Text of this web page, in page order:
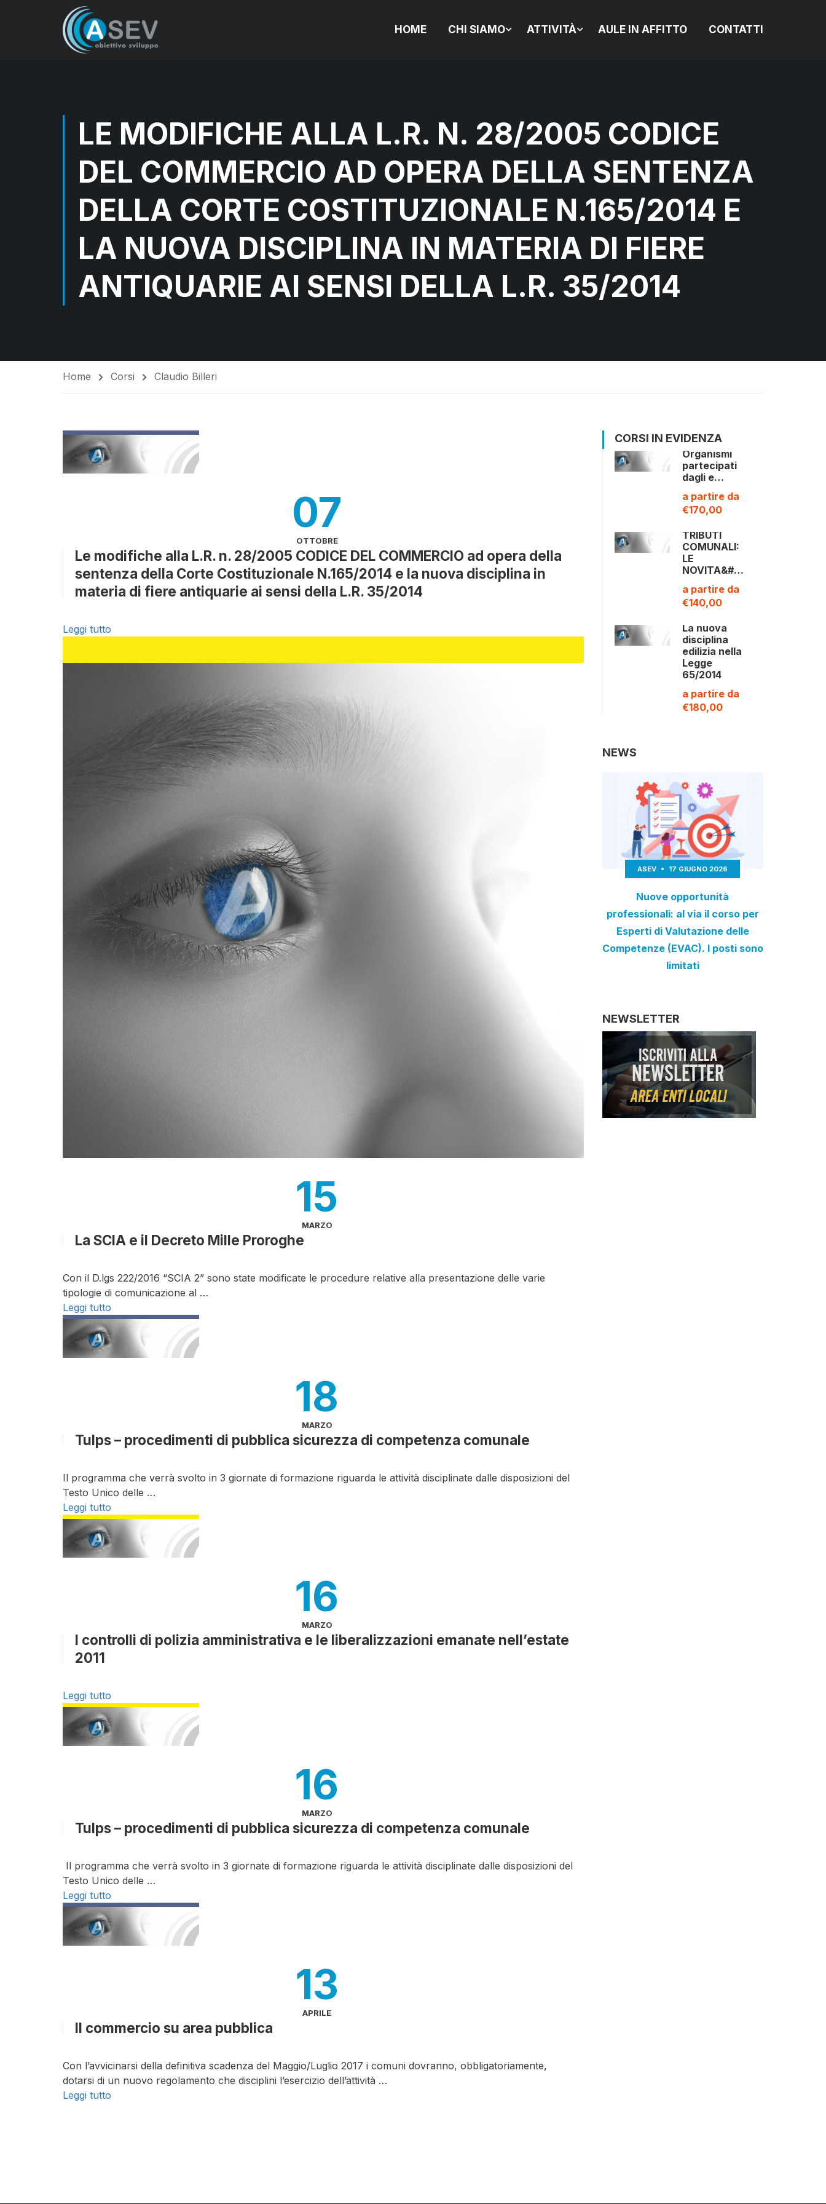
HOME CHI SIAMO ATTIVITÀ AULE IN AFFITTO CONTATTI
LE MODIFICHE ALLA L.R. N. 28/2005 CODICE
DEL COMMERCIO AD OPERA DELLA SENTENZA
DELLA CORTE COSTITUZIONALE N.165/2014 E
LA NUOVA DISCIPLINA IN MATERIA DI FIERE
ANTIQUARIE AI SENSI DELLA L.R. 35/2014
Home Corsi Claudio Billeri
07
OTTOBRE
Le modifiche alla L.R. n. 28/2005 CODICE DEL COMMERCIO ad opera della
sentenza della Corte Costituzionale N.165/2014 e la nuova disciplina in
materia di fiere antiquarie ai sensi della L.R. 35/2014
Leggi tutto
15
MARZO
La SCIA e il Decreto Mille Proroghe
Con il D.lgs 222/2016 “SCIA 2” sono state modificate le procedure relative alla presentazione delle varie
tipologie di comunicazione al …
Leggi tutto
18
MARZO
Tulps – procedimenti di pubblica sicurezza di competenza comunale
Il programma che verrà svolto in 3 giornate di formazione riguarda le attività disciplinate dalle disposizioni del
Testo Unico delle …
Leggi tutto
16
MARZO
I controlli di polizia amministrativa e le liberalizzazioni emanate nell’estate
2011
Leggi tutto
16
MARZO
Tulps – procedimenti di pubblica sicurezza di competenza comunale
Il programma che verrà svolto in 3 giornate di formazione riguarda le attività disciplinate dalle disposizioni del
Testo Unico delle …
Leggi tutto
13
APRILE
Il commercio su area pubblica
Con l’avvicinarsi della definitiva scadenza del Maggio/Luglio 2017 i comuni dovranno, obbligatoriamente,
dotarsi di un nuovo regolamento che disciplini l’esercizio dell’attività …
Leggi tutto
CORSI IN EVIDENZA
Organismi
partecipati
dagli e…
a partire da
€170,00
TRIBUTI
COMUNALI:
LE
NOVITA&#…
a partire da
€140,00
La nuova
disciplina
edilizia nella
Legge
65/2014
a partire da
€180,00
NEWS
ASEV 17 GIUGNO 2026
Nuove opportunità
professionali: al via il corso per
Esperti di Valutazione delle
Competenze (EVAC). I posti sono
limitati
NEWSLETTER